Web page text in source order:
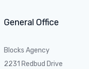
General Office
Blocks Agency
2231 Redbud Drive